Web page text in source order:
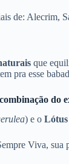
de: Alecrim,
que
pra esse
do
) e o Lótus
Viva, sua